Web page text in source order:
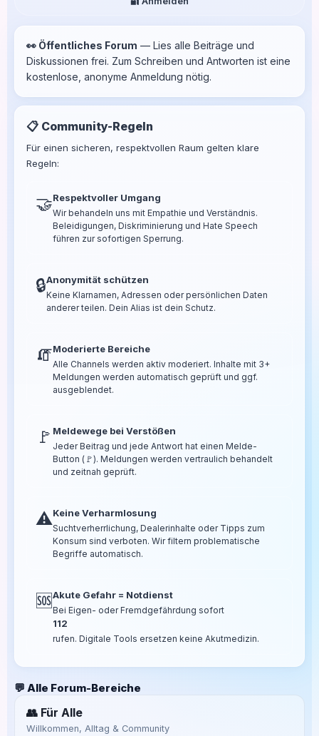
👀 Öffentliches Forum — Lies alle Beiträge und
Diskussionen frei. Zum Schreiben und Antworten ist eine
kostenlose, anonyme Anmeldung nötig.
📋 Community-Regeln
Für einen sicheren, respektvollen Raum gelten klare
Regeln:
🤝Respektvoller Umgang
Wir behandeln uns mit Empathie und Verständnis.
Beleidigungen, Diskriminierung und Hate Speech
führen zur sofortigen Sperrung.
🔒Anonymität schützen
Keine Klarnamen, Adressen oder persönlichen Daten
anderer teilen. Dein Alias ist dein Schutz.
🧯Moderierte Bereiche
Alle Channels werden aktiv moderiert. Inhalte mit 3+
Meldungen werden automatisch geprüft und ggf.
ausgeblendet.
🚩 Meldewege bei Verstößen
Jeder Beitrag und jede Antwort hat einen Melde-
Button (🚩). Meldungen werden vertraulich behandelt
und zeitnah geprüft.
⚠️Keine Verharmlosung
Suchtverherrlichung, Dealerinhalte oder Tipps zum
Konsum sind verboten. Wir filtern problematische
Begriffe automatisch.
🆘Akute Gefahr = Notdienst
Bei Eigen- oder Fremdgefährdung sofort
112
rufen. Digitale Tools ersetzen keine Akutmedizin.
💬 Alle Forum-Bereiche
👥 Für Alle
Willkommen, Alltag & Community